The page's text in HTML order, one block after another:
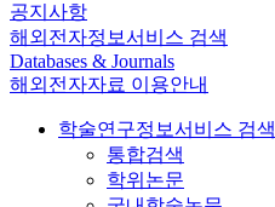
공지사항
해외전자정보서비스 검색
Databases & Journals
해외전자자료 이용안내
학술연구정보서비스 검색
통합검색
학위논문